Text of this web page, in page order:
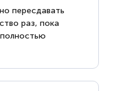
пересдавать
раз, пока
полностью